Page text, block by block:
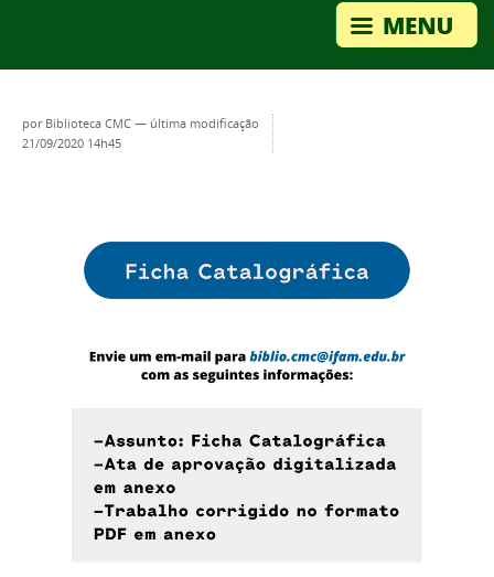
por Biblioteca CMC — última modificação
21/09/2020 14h45